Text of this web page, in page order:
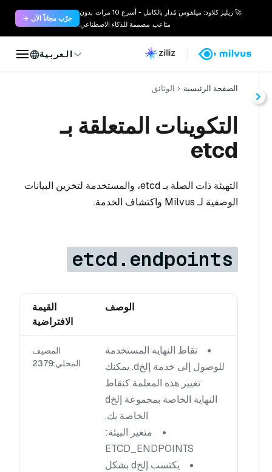
🚀 زيليز كلاود: ميلفوس مُدار بالكامل - أسرع 10 مرات. بدون
متاعب. مصممة للذكاء الاصطناعي.
جرّب مجاناً الآن →
العربية
الصفحة الرئيسية الوثائق
التكوينات المتعلقة بـ
etcd
التهيئة ذات الصلة بـ etcd، والمستخدمة لتخزين البيانات
الوصفية لـ Milvus واكتشاف الخدمة.
etcd.endpoints
الوصف
القيمة
الافتراضية
نقاط النهاية المستخدمة
للوصول إلى خدمة إلخd. يمكنك
تغيير هذه المعلمة كنقاط
النهاية الخاصة بمجموعة إلخd
الخاصة بك.
متغير البيئة:
ETCD_ENDPOINTS
يكتسب إلخd بشكل
المضيف
المحلي:2379